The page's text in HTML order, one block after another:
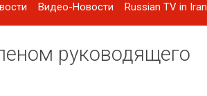
Видео-Новости Russian TV in Iran
руководящего